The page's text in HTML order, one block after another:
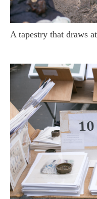
A tapestry that draws